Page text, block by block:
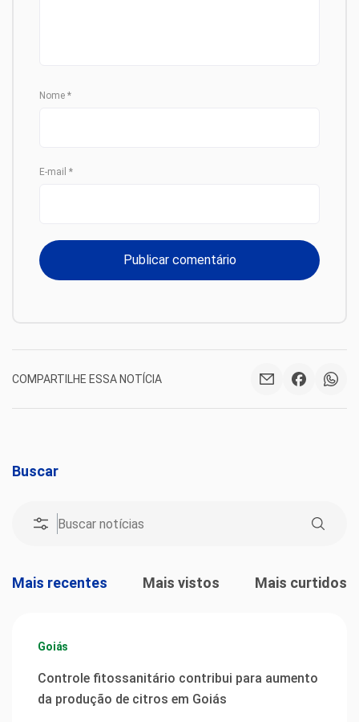
Nome *
E-mail *
COMPARTILHE ESSA NOTÍCIA
Buscar
Mais recentes Mais vistos Mais curtidos
Goiás
Controle fitossanitário contribui para aumento
da produção de citros em Goiás